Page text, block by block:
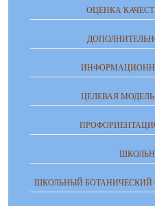
ОЦЕНКА
ЦЕЛЕВАЯ
ШКОЛЬНЫЙ БОТАНИЧЕСКИЙ